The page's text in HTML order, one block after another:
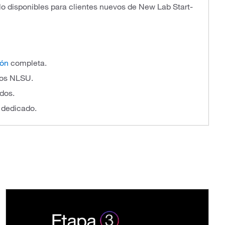
disponibles para clientes nuevos de New Lab Start-
completa.
NLSU.